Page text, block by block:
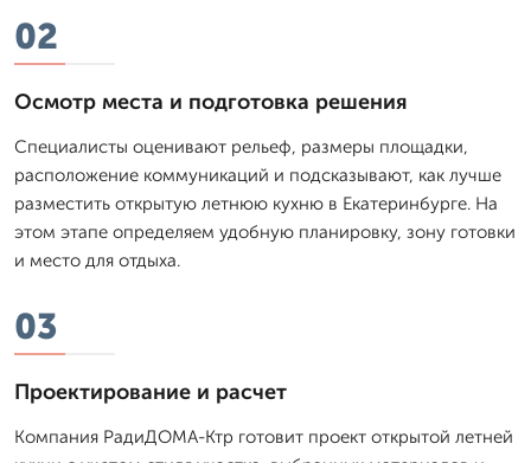
02
Осмотр места и подготовка решения
Специалисты оценивают рельеф, размеры площадки,
расположение коммуникаций и подсказывают, как лучше
разместить открытую летнюю кухню в Екатеринбурге. На
этом этапе определяем удобную планировку, зону готовки
и место для отдыха.
03
Проектирование и расчет
Компания РадиДОМА-Ктр готовит проект открытой летней